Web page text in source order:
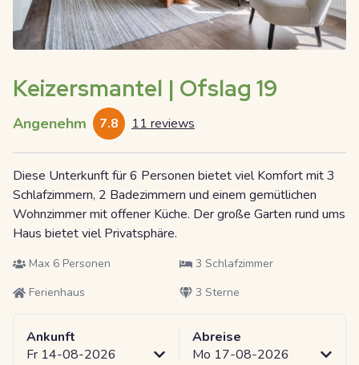
Keizersmantel | Ofslag 19
Angenehm 7.8 11 reviews
Diese Unterkunft für 6 Personen bietet viel Komfort mit 3
Schlafzimmern, 2 Badezimmern und einem gemütlichen
Wohnzimmer mit offener Küche. Der große Garten rund ums
Haus bietet viel Privatsphäre.
Max 6 Personen
3 Schlafzimmer
Ferienhaus
3 Sterne
Ankunft
Fr 14-08-2026
Abreise
Mo 17-08-2026